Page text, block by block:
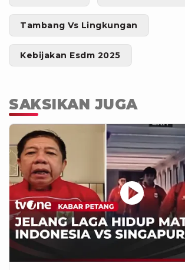
Tambang Vs Lingkungan
Kebijakan Esdm 2025
SAKSIKAN JUGA